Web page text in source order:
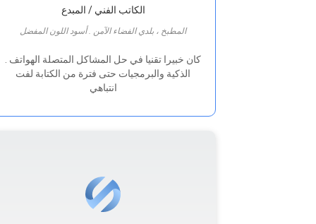
الكاتب الفني / المبدع
المطبخ ، بلدي الفضاء الآمن . أسود اللون المفضل
الذكية والبرمجيات حتى فترة من الكتابة لفت
انتباهي